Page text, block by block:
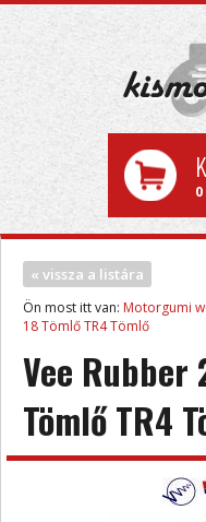
« vissza a listára
Ön most itt van: Motorgumi
18 Tömlő TR4 Tömlő
Vee Rubber
Tömlő TR4